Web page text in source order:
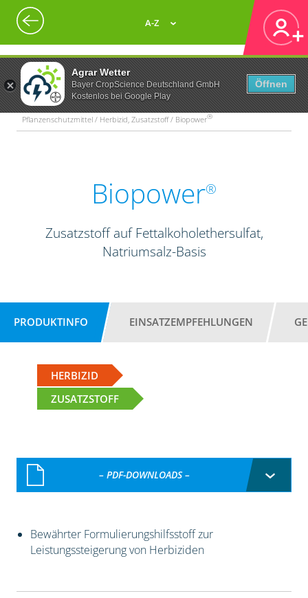
Agrar Wetter
Bayer CropScience Deutschland GmbH
Kostenlos bei Google Play
Öffnen
A-Z
Pflanzenschutzmittel / Herbizid, Zusatzstoff / Biopower®
Biopower®
Zusatzstoff auf Fettalkoholethersulfat,
Natriumsalz-Basis
PRODUKTINFO EINSATZEMPFEHLUNGEN
HERBIZID
ZUSATZSTOFF
– PDF-DOWNLOADS –
Bewährter Formulierungshilfsstoff zur
Leistungssteigerung von Herbiziden